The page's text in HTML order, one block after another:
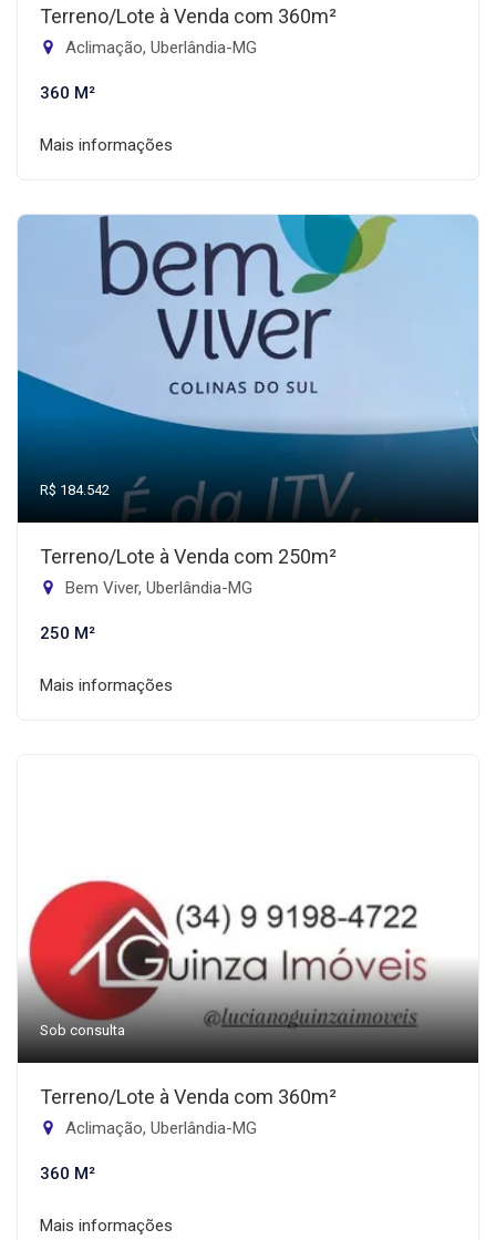
Terreno/Lote à Venda com 360m²
Aclimação, Uberlândia-MG
360 M²
Mais informações
R$ 184.542
Terreno/Lote à Venda com 250m²
Bem Viver, Uberlândia-MG
250 M²
Mais informações
Sob consulta
Terreno/Lote à Venda com 360m²
Aclimação, Uberlândia-MG
360 M²
Mais informações